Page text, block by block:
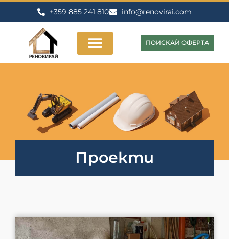
+359 885 241 810 info@renovirai.com
ПОИСКАЙ ОФЕРТА
Проекти